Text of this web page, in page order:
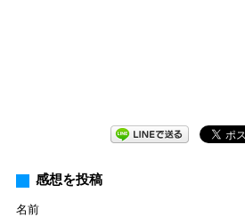
感想を投稿
名前